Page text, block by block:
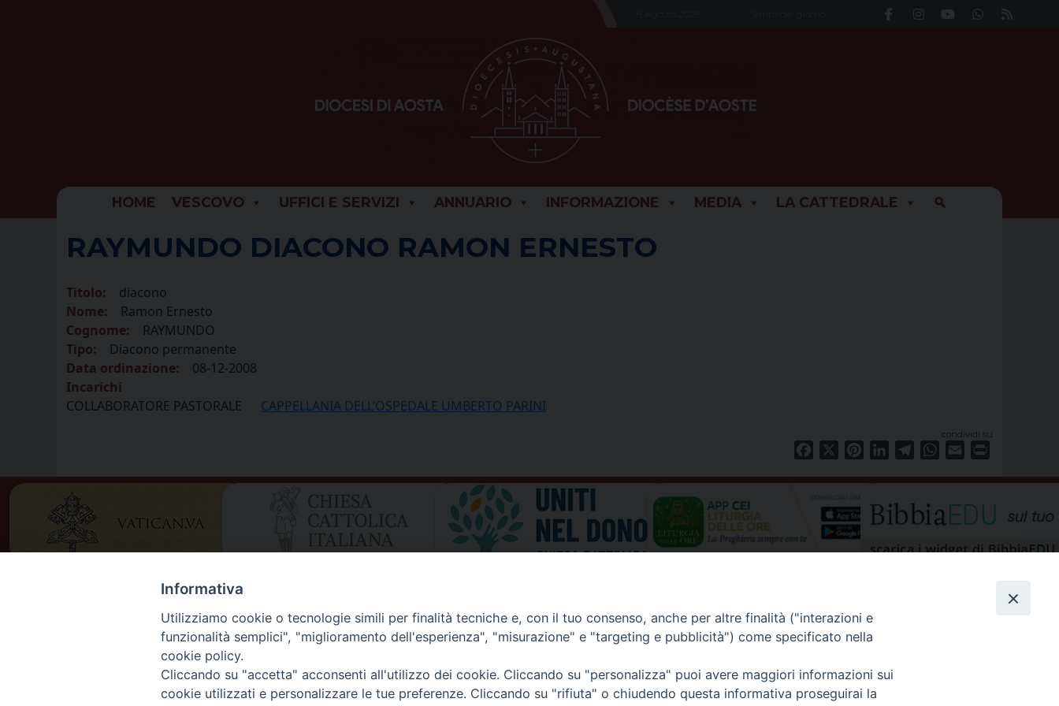
HOME VESCOVO UFFICI E SERVIZI ANNUARIO INFORMAZIONE MEDIA LA CATTEDRALE
RAYMUNDO DIACONO RAMON ERNESTO
Titolo:
diacono
Nome:
Ramon Ernesto
Cognome:
RAYMUNDO
Tipo:
Diacono permanente
Data ordinazione:
08-12-2008
Incarichi
COLLABORATORE PASTORALE
CAPPELLANIA DELL’OSPEDALE UMBERTO PARINI
condividi su
Facebook PinterestLinkedInTelegramWhatsApp
Email
Rue Mgr de Sales 3/A 11100 Aosta privacy policy
Informativa
Utilizziamo cookie o tecnologie simili per finalità tecniche e, con il tuo consenso, anche per altre finalità ("interazioni e
funzionalità semplici", "miglioramento dell'esperienza", "misurazione" e "targeting e pubblicità") come specificato nella
cookie policy.
Cliccando su "accetta" acconsenti all'utilizzo dei cookie. Cliccando su "personalizza" puoi avere maggiori informazioni sui
cookie utilizzati e personalizzare le tue preferenze. Cliccando su "rifiuta" o chiudendo questa informativa proseguirai la